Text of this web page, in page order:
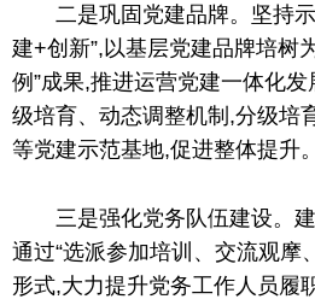
二是巩固党建品牌。坚持
建+创新”,以基层党建品牌培树
例”成果,推进运营党建一体化
级培育、动态调整机制,分级培
等党建示范基地,促进整体提升。
三是强化党务队伍建设。
通过“选派参加培训、交流观摩
形式,大力提升党务工作人员履